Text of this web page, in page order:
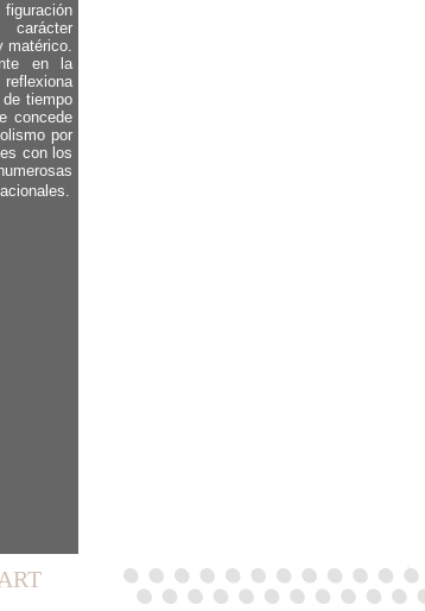
matérico.
en la
tiempo
concede
por
con los